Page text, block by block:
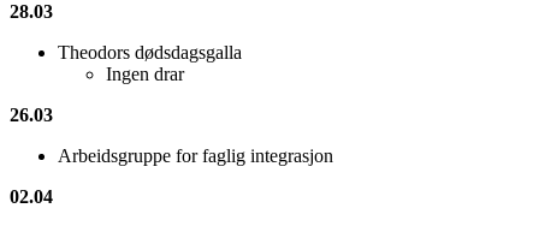
28.03
Theodors dødsdagsgalla
Ingen drar
26.03
Arbeidsgruppe for faglig integrasjon
02.04